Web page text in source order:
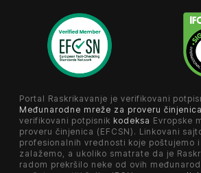
Portal Raskrikavanje je verifikovani
Međunarodne mreže za proveru
verifikovani potpisnik kodeksa Evropske
proveru činjenica (EFCSN). Linkovani
profesionalnih vrednosti koje poštujemo
zalažemo, a ukoliko smatrate da je
radom prekršilo neke od ovih